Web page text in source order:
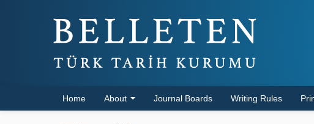
Home About Journal Boards Writing Rules